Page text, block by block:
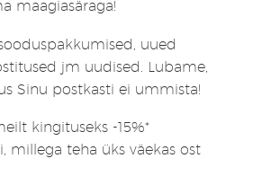
maagiasäraga!
uued
jm uudised. Lubame,
Sinu postkasti ei ummista!
kingituseks -15%*
millega teha üks väekas ost